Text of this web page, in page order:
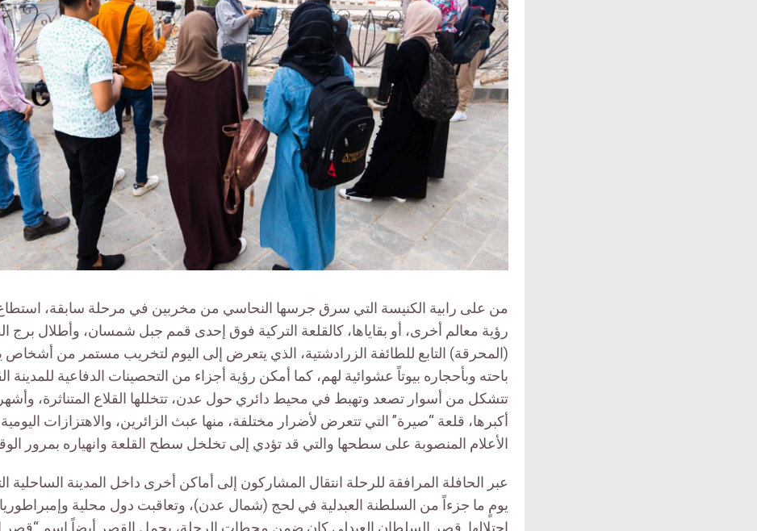
من على رابية الكنيسة التي سرق جرسها النحاسي من مخربين في مرحلة سابقة،
رؤية معالم أخرى، أو بقاياها، كالقلعة التركية فوق إحدى قمم جبل شمسان، وأطلال برج
(المحرقة) التابع للطائفة الزرادشتية، الذي يتعرض إلى اليوم لتخريب مستمر من أشخاص
باحته وبأحجاره بيوتاً عشوائية لهم، كما أمكن رؤية أجزاء من التحصينات الدفاعية للمدينة
تتشكل من أسوار تصعد وتهبط في محيط دائري حول عدن، تتخللها القلاع المتناثرة،
أكبرها، قلعة “صيرة” التي تتعرض لأضرار مختلفة، منها عبث الزائرين، والاهتزازات
الأعلام المنصوبة على سطحها والتي قد تؤدي إلى تخلخل سطح القلعة وانهياره بمرور
عبر الحافلة المرافقة للرحلة انتقال المشاركون إلى أماكن أخرى داخل المدينة الساحلية
يومٍ ما جزءاً من السلطنة العبدلية في لحج (شمال عدن)، وتعاقبت دول محلية
احتلالها. قصر السلطان العبدلي كان ضمن محطات الرحلة، يحمل القصر أيضاً اسم “قصر